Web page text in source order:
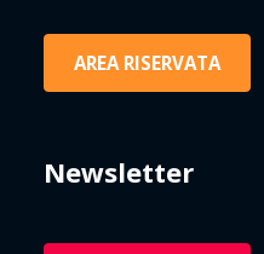
AREA RISERVATA
Newsletter